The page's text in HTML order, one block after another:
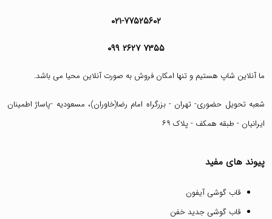
۰۲۱-۷۷۵۲۵۶۰۲
۰۹۹ ۲۶۲۷ ۷۳۵۵
ما آنلاین شاپ هستیم و تنها امکان فروش به صورت آنلاین محیا می باشد.
شعبه تحویل حضوری- تهران - بزرگراه امام رضا(خاوران)، مسعودیه -پاساژ اطمینان
ایرانیان - طبقه همکف - پلاک ۶۹
پیوند های مفید
قاب گوشی آیفون
قاب گوشی جدید خفن